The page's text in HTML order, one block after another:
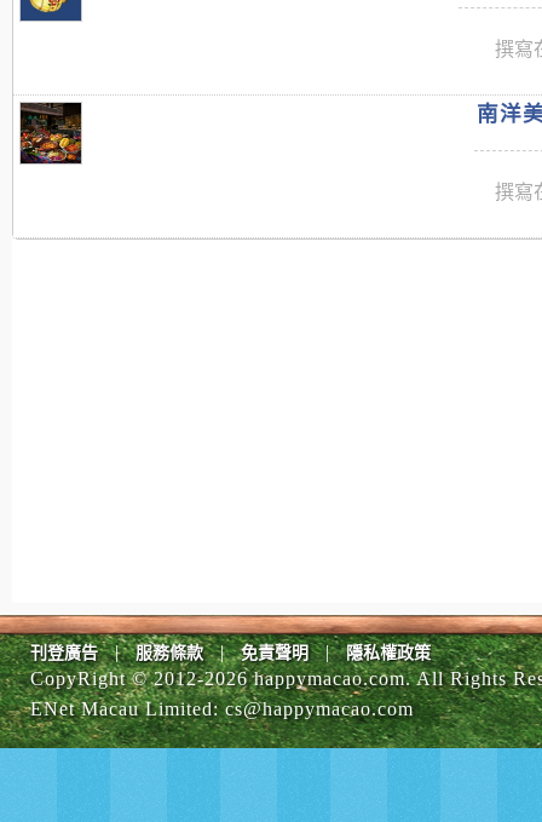
撰寫
南洋
撰寫
刊登廣告 | 服務條款 | 免責聲明 | 隱私權政策
CopyRight © 2012-2026 happymacao.com. All Rights
ENet Macau Limited:cs@happymacao.com